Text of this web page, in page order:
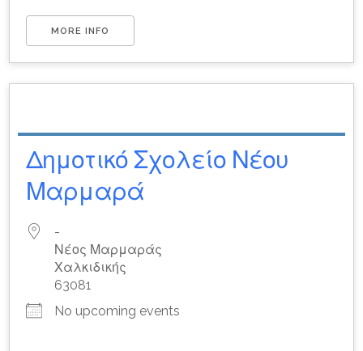
MORE INFO
Δημοτικό Σχολείο Νέου
Μαρμαρά
-
Νέος Μαρμαράς
Χαλκιδικής
63081
No upcoming events